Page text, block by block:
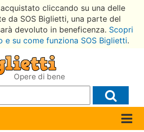
cliccando su una delle
da SOS Biglietti, una parte del
devoluto in beneficenza. Scopri
e su come funziona SOS Biglietti.
Opere di bene